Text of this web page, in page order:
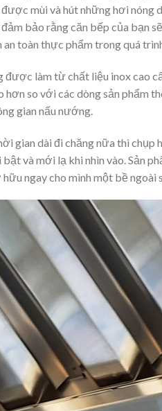
mùi và hút những hơi
bảo rằng căn bếp của bạn
toàn thực phẩm trong quá
được làm từ chất liệu inox cao
hơn so với các dòng sản
gian nấu nướng.
gian dài đi chăng nữa thì chụp
và mới lạ khi nhìn vào. Sản
ngay cho mình một bề ngoài